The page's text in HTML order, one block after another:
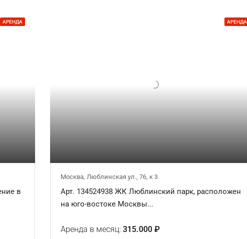
АРЕНДА
в
АРЕНДА
Москва, Люблинская ул., 76, к 3
Арт. 134524938 ЖК Люблинский парк, расположен
на юго-востоке Москвы...
Аренда в месяц: 315.000 ₽